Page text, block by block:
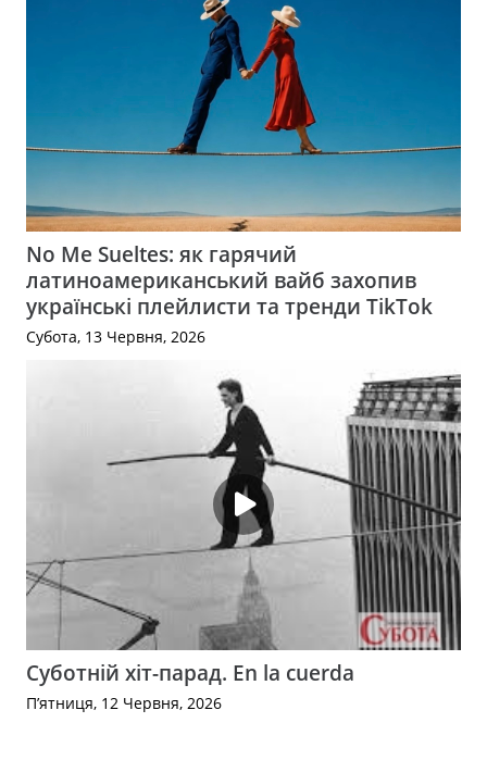
No Me Sueltes: як гарячий
латиноамериканський вайб захопив
українські плейлисти та тренди TikTok
Субота, 13 Червня, 2026
Суботній хіт-парад. En la cuerda
П’ятниця, 12 Червня, 2026